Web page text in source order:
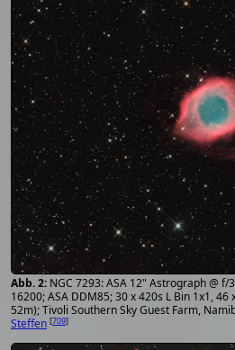
NGC 7293: ASA 12" Astrograph @
16200; ASA DDM85; 30 x 420s L Bin 1x1, 46
52m); Tivoli Southern Sky Guest Farm,
Steffen [709]